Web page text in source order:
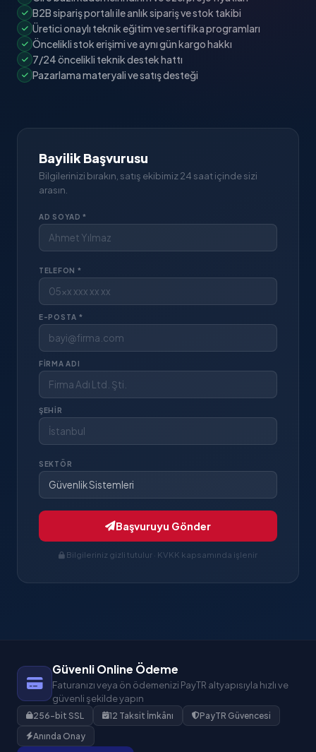
B2B sipariş portalı ile anlık sipariş ve stok takibi
Üretici onaylı teknik eğitim ve sertifika programları
Öncelikli stok erişimi ve aynı gün kargo hakkı
7/24 öncelikli teknik destek hattı
Pazarlama materyali ve satış desteği
Bayilik Başvurusu
Bilgilerinizi bırakın, satış ekibimiz 24 saat içinde sizi
arasın.
AD SOYAD *
TELEFON *
E-POSTA *
FIRMA ADI
ŞEHIR
SEKTÖR
Başvuruyu Gönder
Bilgileriniz gizli tutulur · KVKK kapsamında işlenir
Güvenli Online Ödeme
Faturanızı veya ön ödemenizi PayTR altyapısıyla hızlı ve
güvenli şekilde yapın
256-bit SSL 12 Taksit İmkânı
PayTR Güvencesi
Anında Onay